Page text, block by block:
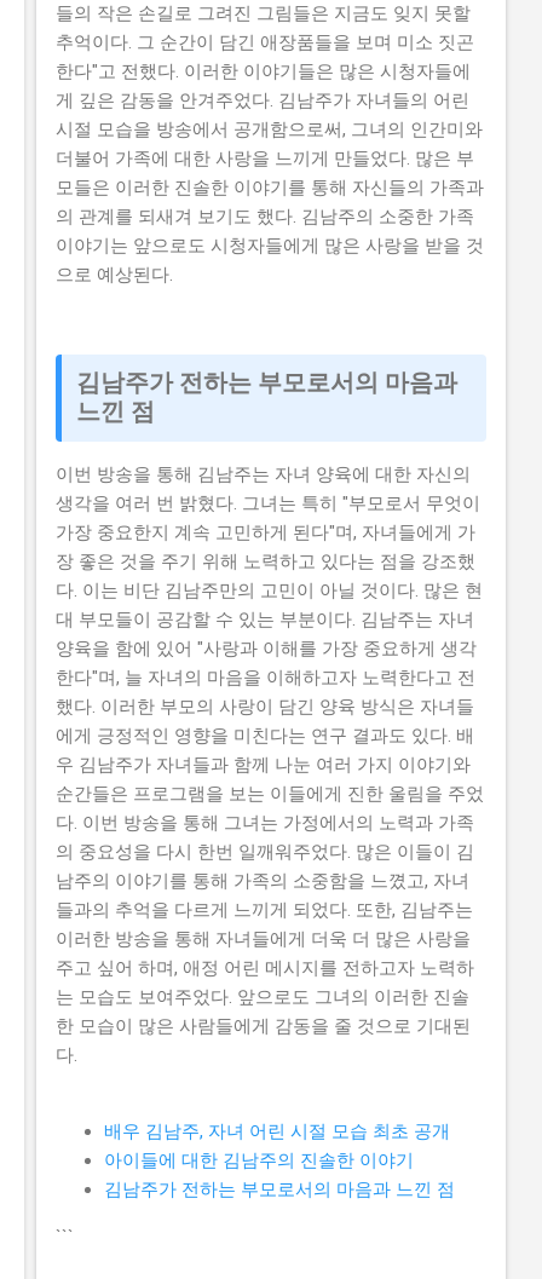
들의 작은 손길로 그려진 그림들은 지금도 잊지 못할
추억이다. 그 순간이 담긴 애장품들을 보며 미소 짓곤
한다"고 전했다. 이러한 이야기들은 많은 시청자들에
게 깊은 감동을 안겨주었다. 김남주가 자녀들의 어린
시절 모습을 방송에서 공개함으로써, 그녀의 인간미와
더불어 가족에 대한 사랑을 느끼게 만들었다. 많은 부
모들은 이러한 진솔한 이야기를 통해 자신들의 가족과
의 관계를 되새겨 보기도 했다. 김남주의 소중한 가족
이야기는 앞으로도 시청자들에게 많은 사랑을 받을 것
으로 예상된다.
김남주가 전하는 부모로서의 마음과
느낀 점
이번 방송을 통해 김남주는 자녀 양육에 대한 자신의
생각을 여러 번 밝혔다. 그녀는 특히 "부모로서 무엇이
가장 중요한지 계속 고민하게 된다"며, 자녀들에게 가
장 좋은 것을 주기 위해 노력하고 있다는 점을 강조했
다. 이는 비단 김남주만의 고민이 아닐 것이다. 많은 현
대 부모들이 공감할 수 있는 부분이다. 김남주는 자녀
양육을 함에 있어 "사랑과 이해를 가장 중요하게 생각
한다"며, 늘 자녀의 마음을 이해하고자 노력한다고 전
했다. 이러한 부모의 사랑이 담긴 양육 방식은 자녀들
에게 긍정적인 영향을 미친다는 연구 결과도 있다. 배
우 김남주가 자녀들과 함께 나눈 여러 가지 이야기와
순간들은 프로그램을 보는 이들에게 진한 울림을 주었
다. 이번 방송을 통해 그녀는 가정에서의 노력과 가족
의 중요성을 다시 한번 일깨워주었다. 많은 이들이 김
남주의 이야기를 통해 가족의 소중함을 느꼈고, 자녀
들과의 추억을 다르게 느끼게 되었다. 또한, 김남주는
이러한 방송을 통해 자녀들에게 더욱 더 많은 사랑을
주고 싶어 하며, 애정 어린 메시지를 전하고자 노력하
는 모습도 보여주었다. 앞으로도 그녀의 이러한 진솔
한 모습이 많은 사람들에게 감동을 줄 것으로 기대된
다.
배우 김남주, 자녀 어린 시절 모습 최초 공개
아이들에 대한 김남주의 진솔한 이야기
김남주가 전하는 부모로서의 마음과 느낀 점
```